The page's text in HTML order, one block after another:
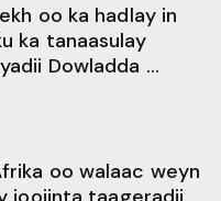
oo ka hadlay in
ka tanaasulay
Dowladda ...
oo walaac weyn